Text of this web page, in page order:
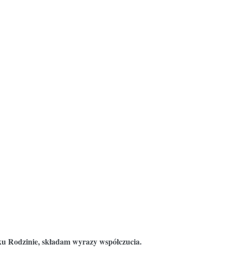
Rodzinie, składam wyrazy współczucia.